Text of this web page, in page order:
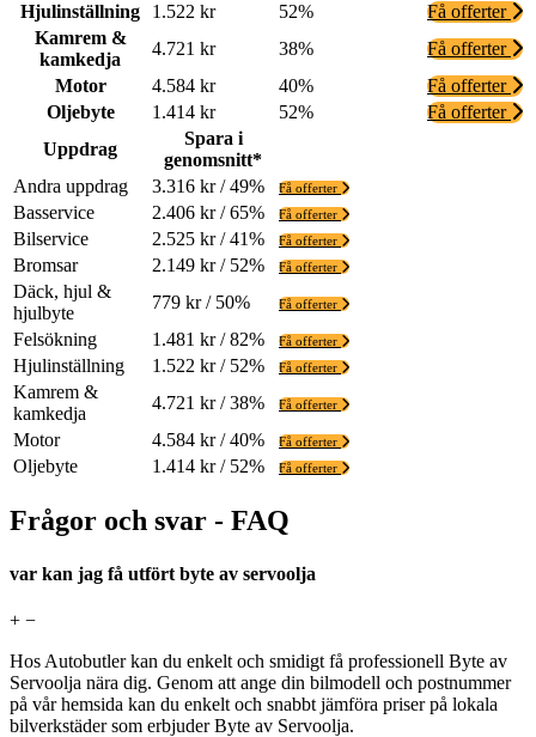
Hjulinställning
1.522 kr 52%
Få offerter
Kamrem &
kamkedja
4.721 kr 38%
Få offerter
Motor
4.584 kr 40%
Få offerter
Oljebyte
1.414 kr 52%
Få offerter
Uppdrag
Spara i
genomsnitt*
Andra uppdrag
3.316 kr / 49% Få offerter
Basservice 2.406 kr / 65% Få offerter
Bilservice 2.525 kr / 41% Få offerter
Bromsar 2.149 kr / 52% Få offerter
Däck, hjul &
hjulbyte
779 kr / 50% Få offerter
Felsökning 1.481 kr / 82% Få offerter
Hjulinställning 1.522 kr / 52% Få offerter
Kamrem &
kamkedja
4.721 kr / 38% Få offerter
Motor 4.584 kr / 40% Få offerter
Oljebyte 1.414 kr / 52% Få offerter
Frågor och svar - FAQ
var kan jag få utfört byte av servoolja
+ −
Hos Autobutler kan du enkelt och smidigt få professionell Byte av
Servoolja nära dig. Genom att ange din bilmodell och postnummer
på vår hemsida kan du enkelt och snabbt jämföra priser på lokala
bilverkstäder som erbjuder Byte av Servoolja.